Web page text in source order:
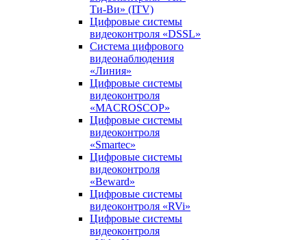
Ти-Ви» (ITV)
Цифровые системы
видеоконтроля «DSSL»
Система цифрового
видеонаблюдения
«Линия»
Цифровые системы
видеоконтроля
«MACROSCOP»
Цифровые системы
видеоконтроля
«Smartec»
Цифровые системы
видеоконтроля
«Beward»
Цифровые системы
видеоконтроля «RVi»
Цифровые системы
видеоконтроля